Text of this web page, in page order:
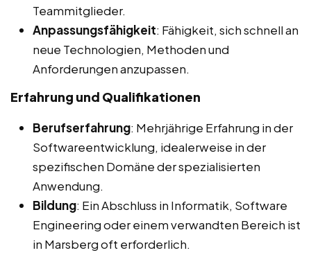
Teammitglieder.
Anpassungsfähigkeit: Fähigkeit, sich schnell an
neue Technologien, Methoden und
Anforderungen anzupassen.
Erfahrung und Qualifikationen
Berufserfahrung: Mehrjährige Erfahrung in der
Softwareentwicklung, idealerweise in der
spezifischen Domäne der spezialisierten
Anwendung.
Bildung: Ein Abschluss in Informatik, Software
Engineering oder einem verwandten Bereich ist
in Marsberg oft erforderlich.